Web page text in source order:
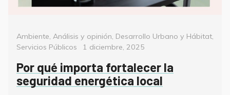
Categorías
Ambiente, Análisis y opinión, Desarrollo Urbano y Hábitat,
Servicios Públicos
Posted
1 diciembre, 2025
Por qué importa fortalecer la
seguridad energética local